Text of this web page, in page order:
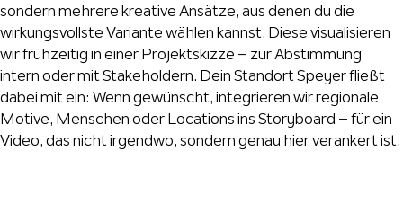
sondern mehrere kreative Ansätze, aus denen du die
wirkungsvollste Variante wählen kannst. Diese visualisieren
wir frühzeitig in einer Projektskizze – zur Abstimmung
intern oder mit Stakeholdern. Dein Standort Speyer fließt
dabei mit ein: Wenn gewünscht, integrieren wir regionale
Motive, Menschen oder Locations ins Storyboard – für ein
Video, das nicht irgendwo, sondern genau hier verankert ist.